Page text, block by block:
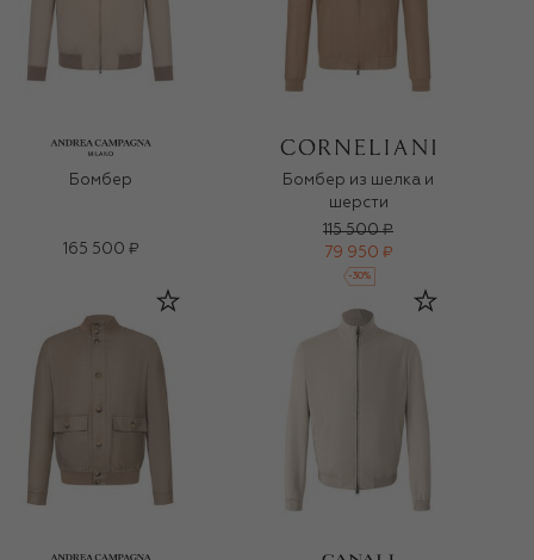
Бомбер
165 500 ₽
Бомбер из шелка и
шерсти
115 500 ₽
79 950 ₽
-30%